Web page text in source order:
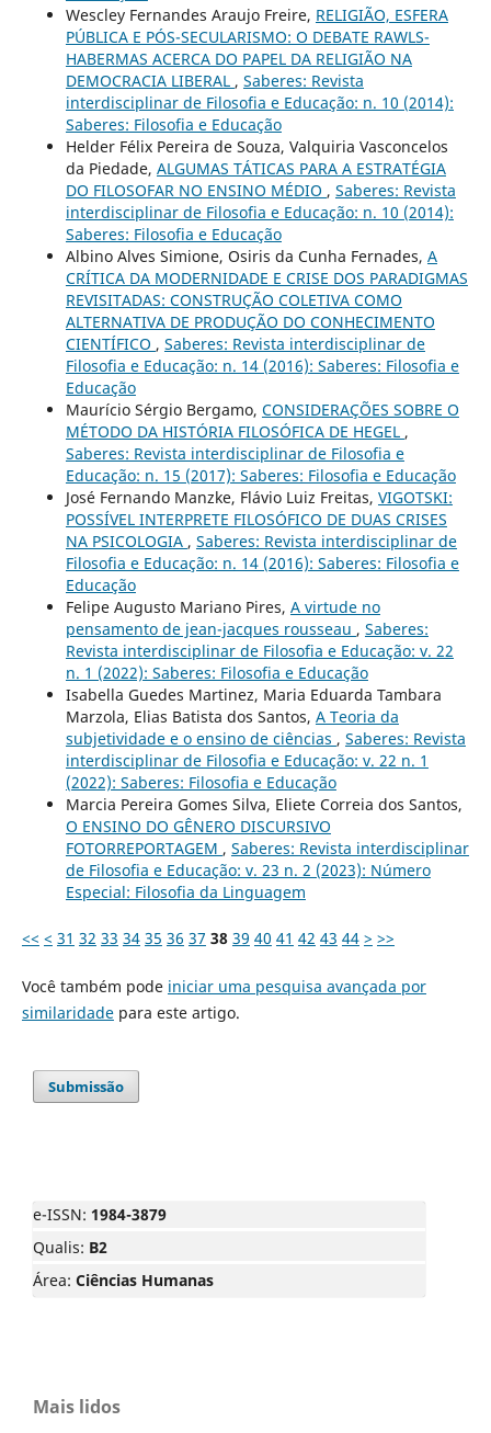
Wescley Fernandes Araujo Freire, RELIGIÃO, ESFERA
PÚBLICA E PÓS-SECULARISMO: O DEBATE RAWLS-
HABERMAS ACERCA DO PAPEL DA RELIGIÃO NA
DEMOCRACIA LIBERAL , Saberes: Revista
interdisciplinar de Filosofia e Educação: n. 10 (2014):
Saberes: Filosofia e Educação
Helder Félix Pereira de Souza, Valquiria Vasconcelos
da Piedade, ALGUMAS TÁTICAS PARA A ESTRATÉGIA
DO FILOSOFAR NO ENSINO MÉDIO , Saberes: Revista
interdisciplinar de Filosofia e Educação: n. 10 (2014):
Saberes: Filosofia e Educação
Albino Alves Simione, Osiris da Cunha Fernades, A
CRÍTICA DA MODERNIDADE E CRISE DOS PARADIGMAS
REVISITADAS: CONSTRUÇÃO COLETIVA COMO
ALTERNATIVA DE PRODUÇÃO DO CONHECIMENTO
CIENTÍFICO , Saberes: Revista interdisciplinar de
Filosofia e Educação: n. 14 (2016): Saberes: Filosofia e
Educação
Maurício Sérgio Bergamo, CONSIDERAÇÕES SOBRE O
MÉTODO DA HISTÓRIA FILOSÓFICA DE HEGEL ,
Saberes: Revista interdisciplinar de Filosofia e
Educação: n. 15 (2017): Saberes: Filosofia e Educação
José Fernando Manzke, Flávio Luiz Freitas, VIGOTSKI:
POSSÍVEL INTERPRETE FILOSÓFICO DE DUAS CRISES
NA PSICOLOGIA , Saberes: Revista interdisciplinar de
Filosofia e Educação: n. 14 (2016): Saberes: Filosofia e
Educação
Felipe Augusto Mariano Pires, A virtude no
pensamento de jean-jacques rousseau , Saberes:
Revista interdisciplinar de Filosofia e Educação: v. 22
n. 1 (2022): Saberes: Filosofia e Educação
Isabella Guedes Martinez, Maria Eduarda Tambara
Marzola, Elias Batista dos Santos, A Teoria da
subjetividade e o ensino de ciências , Saberes: Revista
interdisciplinar de Filosofia e Educação: v. 22 n. 1
(2022): Saberes: Filosofia e Educação
Marcia Pereira Gomes Silva, Eliete Correia dos Santos,
O ENSINO DO GÊNERO DISCURSIVO
FOTORREPORTAGEM , Saberes: Revista interdisciplinar
de Filosofia e Educação: v. 23 n. 2 (2023): Número
Especial: Filosofia da Linguagem
<< < 31 32 33 34 35 36 37 38 39 40 41 42 43 44 > >>
Você também pode iniciar uma pesquisa avançada por
similaridadepara este artigo.
Submissão
e-ISSN: 1984-3879
Qualis: B2
Área: Ciências Humanas
Mais lidos